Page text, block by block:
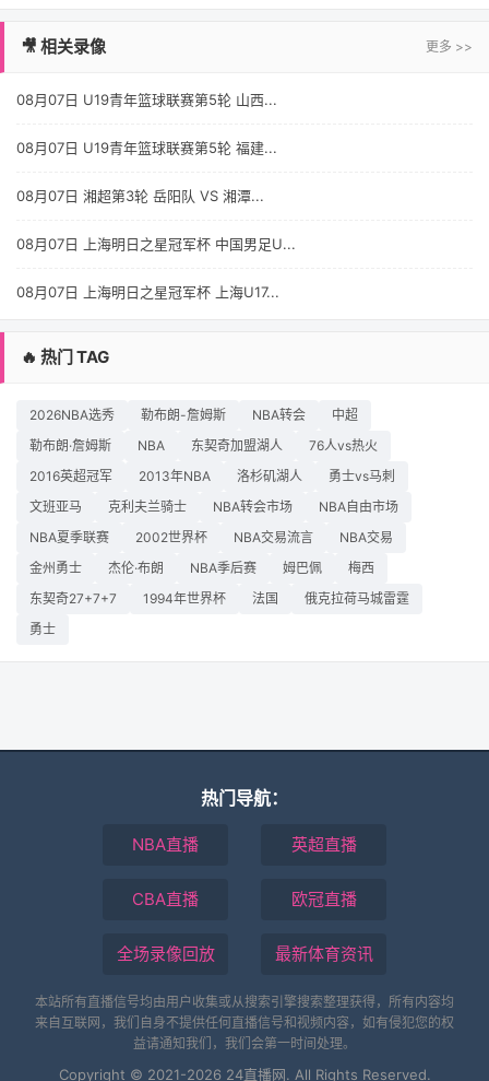
🎥 相关录像 更多 >>
08月07日 U19青年篮球联赛第5轮 山西...
08月07日 U19青年篮球联赛第5轮 福建...
08月07日 湘超第3轮 岳阳队 VS 湘潭...
08月07日 上海明日之星冠军杯 中国男足U...
08月07日 上海明日之星冠军杯 上海U17...
🔥 热门 TAG
2026NBA选秀 勒布朗-詹姆斯 NBA转会
中超
勒布朗·詹姆斯
NBA 东契奇加盟湖人
76人vs热火
2016英超冠军
2013年NBA 洛杉矶湖人
勇士vs马刺
文班亚马
克利夫兰骑士 NBA转会市场
NBA自由市场
NBA夏季联赛
2002世界杯 NBA交易流言
NBA交易
金州勇士
杰伦·布朗 NBA季后赛 姆巴佩
梅西
东契奇27+7+7
1994年世界杯 法国
俄克拉荷马城雷霆
勇士
热门导航：
NBA直播 英超直播
CBA直播 欧冠直播
全场录像回放 最新体育资讯
本站所有直播信号均由用户收集或从搜索引擎搜索整理获得，所有内容均
来自互联网，我们自身不提供任何直播信号和视频内容，如有侵犯您的权
益请通知我们，我们会第一时间处理。
Copyright © 2021-2026 24直播网. All Rights Reserved.